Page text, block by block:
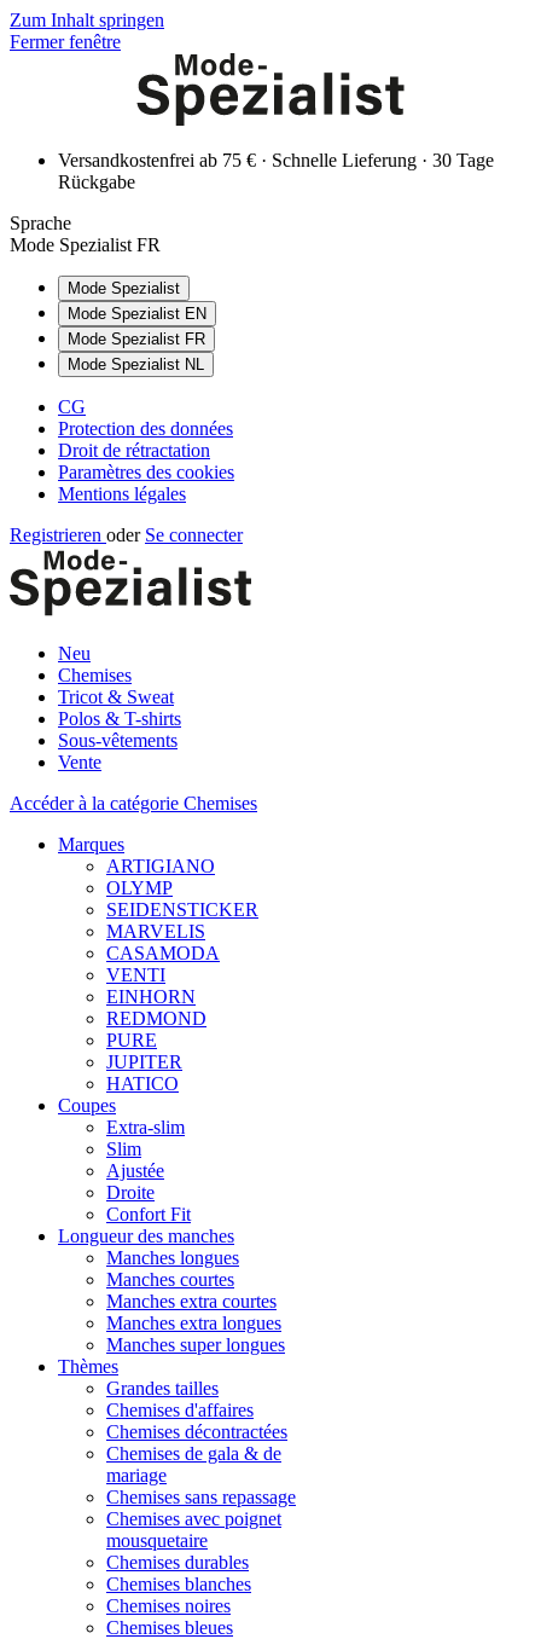
Zum Inhalt springen
Fermer fenêtre
Versandkostenfrei ab 75 € · Schnelle Lieferung · 30 Tage
Rückgabe
Sprache
Mode Spezialist FR
Mode Spezialist
Mode Spezialist EN
Mode Spezialist FR
Mode Spezialist NL
CG
Protection des données
Droit de rétractation
Paramètres des cookies
Mentions légales
Registrieren oder Se connecter
Neu
Chemises
Tricot & Sweat
Polos & T-shirts
Sous-vêtements
Vente
Accéder à la catégorie Chemises
Marques
ARTIGIANO
OLYMP
SEIDENSTICKER
MARVELIS
CASAMODA
VENTI
EINHORN
REDMOND
PURE
JUPITER
HATICO
Coupes
Extra-slim
Slim
Ajustée
Droite
Confort Fit
Longueur des manches
Manches longues
Manches courtes
Manches extra courtes
Manches extra longues
Manches super longues
Thèmes
Grandes tailles
Chemises d'affaires
Chemises décontractées
Chemises de gala & de
mariage
Chemises sans repassage
Chemises avec poignet
mousquetaire
Chemises durables
Chemises blanches
Chemises noires
Chemises bleues